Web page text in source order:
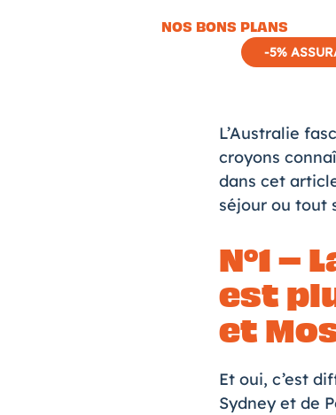
NOS BONS PLANS
-5%
L’Australie
croyons
dans cet
séjour ou tout
N°1 –
est
et
Et oui, c’est
Sydney et de